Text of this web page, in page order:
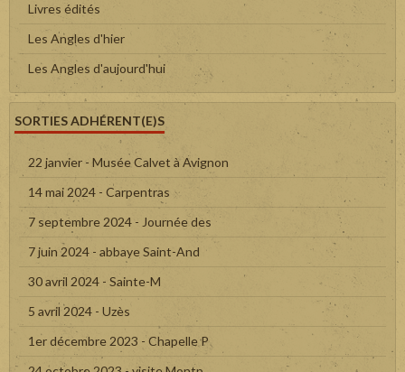
Livres édités
Les Angles d'hier
Les Angles d'aujourd'hui
SORTIES ADHÉRENT(E)S
22 janvier - Musée Calvet à Avignon
14 mai 2024 - Carpentras
7 septembre 2024 - Journée des
7 juin 2024 - abbaye Saint-And
30 avril 2024 - Sainte-M
5 avril 2024 - Uzès
1er décembre 2023 - Chapelle P